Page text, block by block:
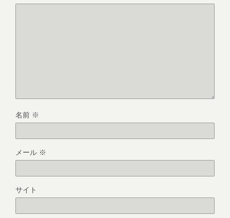
名前 ※
メール ※
サイト